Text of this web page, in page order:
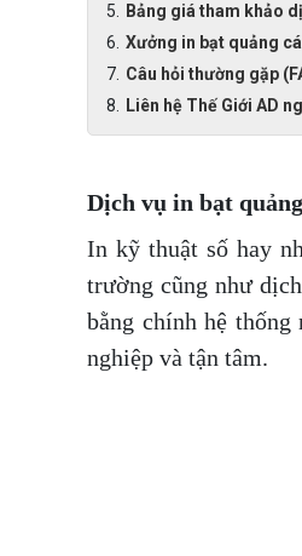
Bảng giá tham khảo
Xưởng in bạt quảng
Câu hỏi thường gặp
Liên hệ Thế Giới AD
Dịch vụ in bạt
In kỹ thuật số hay
trường cũng như
bằng chính hệ
nghiệp và tận tâm.